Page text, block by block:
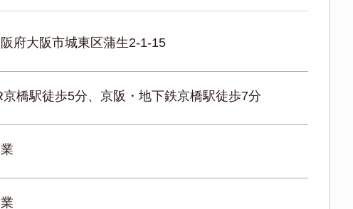
府大阪市城東区蒲生2-1-15
京橋駅徒歩5分、京阪・地下鉄京橋駅徒歩7分